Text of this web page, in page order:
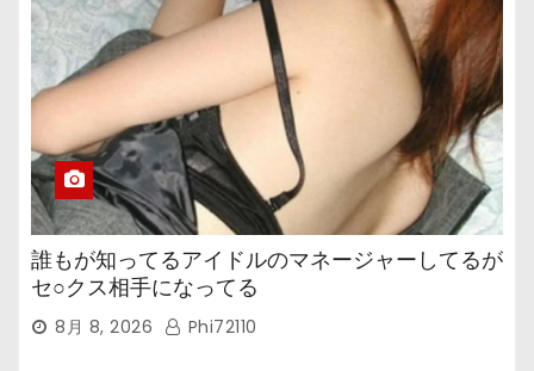
誰もが知ってるアイドルのマネージャーしてるが
セ○クス相手になってる
8月 8, 2026 Phi72110